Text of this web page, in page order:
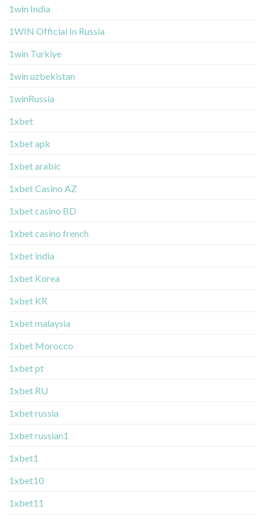
1win India
1WIN Official In Russia
1win Turkiye
1win uzbekistan
1winRussia
1xbet
1xbet apk
1xbet arabic
1xbet Casino AZ
1xbet casino BD
1xbet casino french
1xbet india
1xbet Korea
1xbet KR
1xbet malaysia
1xbet Morocco
1xbet pt
1xbet RU
1xbet russia
1xbet russian1
1xbet1
1xbet10
1xbet11